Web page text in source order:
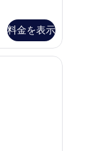
料金を表示